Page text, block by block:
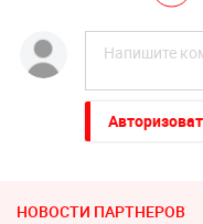
НОВОСТИ ПАРТНЕРОВ